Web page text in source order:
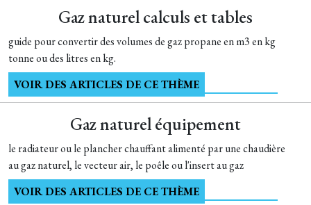
Gaz naturel calculs et tables
guide pour convertir des volumes de gaz propane en m3 en kg
tonne ou des litres en kg.
VOIR DES ARTICLES DE CE THÈME
Gaz naturel équipement
le radiateur ou le plancher chauffant alimenté par une chaudière
au gaz naturel, le vecteur air, le poêle ou l'insert au gaz
VOIR DES ARTICLES DE CE THÈME